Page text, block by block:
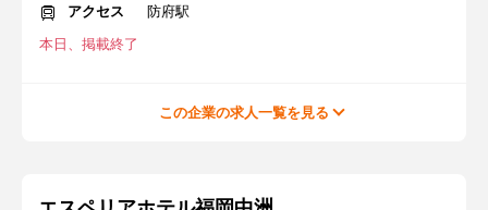
アクセス
防府駅
本日、掲載終了
この企業の求人一覧を見る